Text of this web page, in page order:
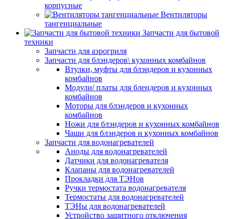
корпусные
Вентиляторы
тангенциальные
Запчасти для бытовой
техники
Запчасти для аэрогриля
Запчасти для блэндеров\ кухонных комбайнов
Втулки, муфты для блэндеров и кухонных
комбайнов
Модули/ платы для блендеров и кухонных
комбайнов
Моторы для блэндеров и кухонных
комбайнов
Ножи для блэндеров и кухонных комбайнов
Чаши для блэндеров и кухонных комбайнов
Запчасти для водонагревателей
Аноды для водонагревателей
Датчики для водонагревателя
Клапаны для водонагревателей
Прокладки для ТЭНов
Ручки термостата водонагревателя
Термостаты для водонагревателей
ТЭНы для водонагревателей
Устройство защитного отключения